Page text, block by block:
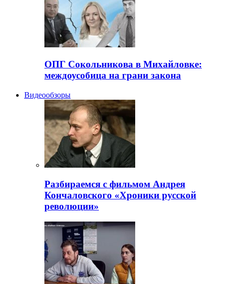
ОПГ Сокольникова в Михайловке:
междоусобица на грани закона
Видеообзоры
Разбираемся с фильмом Андрея
Кончаловского «Хроники русской
революции»